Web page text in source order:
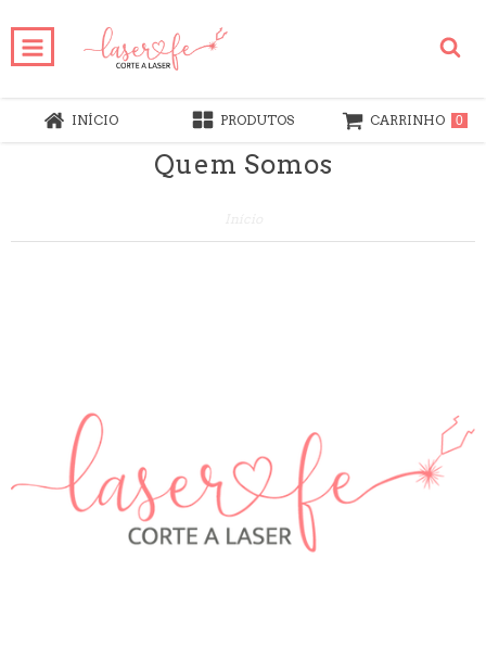
INÍCIO PRODUTOS CARRINHO 0
Quem Somos